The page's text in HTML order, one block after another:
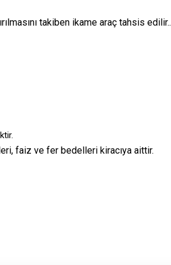
takiben ikame araç tahsis edilir..
faiz ve fer bedelleri kiracıya aittir.